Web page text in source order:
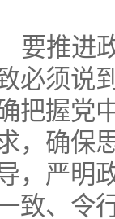
要推进
必须说
把握党
，确保
，严明
致、令